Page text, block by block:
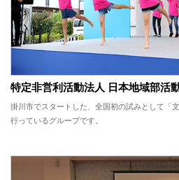
特定非営利活動法人 日本地域部活
掛川市でスタートした、全国初の試みとして「
行っているグループです。